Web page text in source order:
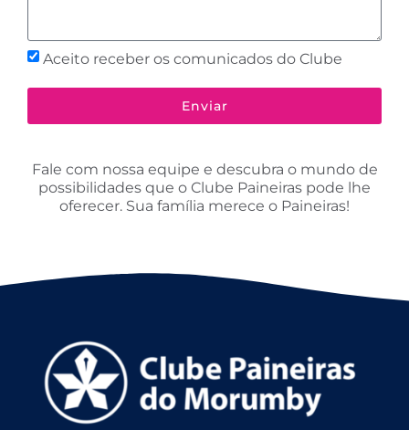
Aceito receber os comunicados do Clube
Enviar
Fale com nossa equipe e descubra o mundo de
possibilidades que o Clube Paineiras pode lhe
oferecer. Sua família merece o Paineiras!